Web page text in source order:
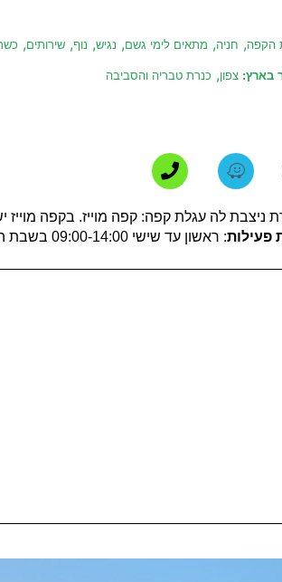
הקפה, חניה, מתאים לימי גשם, נגיש, נוף, שירותים,
בארץ:צפון, כנרת טבריה והסביבה
לה עגלת קפה: קפה מוייז. בקפה מוייז
פעילות: ראשון עד שישי 09:00-14:00 בשבת המקום סגור.